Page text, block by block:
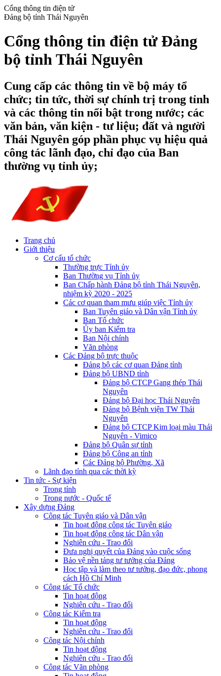
Cổng thông tin điện tử
Đảng bộ tỉnh Thái Nguyên
Cổng thông tin điện tử Đảng
bộ tỉnh Thái Nguyên
Cung cấp các thông tin về bộ máy tổ
chức; tin tức, thời sự chính trị trong tỉnh
và các thông tin nổi bật trong nước; các
văn bản, văn kiện - tư liệu; đất và người
Thái Nguyên góp phần phục vụ hiệu quả
công tác lãnh đạo, chỉ đạo của Ban
thường vụ tỉnh ủy;
Trang chủ
Giới thiệu
Cơ cấu tổ chức
Thường trực Tỉnh ủy
Ban Thường vụ Tỉnh ủy
Ban Chấp hành Đảng bộ tỉnh Thái Nguyên,
nhiệm kỳ 2020 - 2025
Các cơ quan tham mưu giúp việc Tỉnh ủy
Ban Tuyên giáo và Dân vận Tỉnh ủy
Ban Tổ chức
Ủy ban Kiểm tra
Ban Nội chính
Văn phòng
Các Đảng bộ trực thuộc
Đảng bộ các cơ quan Đảng tỉnh
Đảng bộ UBND tỉnh
Đảng bộ CTCP Gang thép Thái
Nguyên
Đảng bộ Đại học Thái Nguyên
Đảng bộ Bệnh viện TW Thái
Nguyên
Đảng bộ CTCP Kim loại màu Thái
Nguyên - Vimico
Đảng bộ Quân sự tỉnh
Đảng bộ Công an tỉnh
Các Đảng bộ Phường, Xã
Lãnh đạo tỉnh qua các thời kỳ
Tin tức - Sự kiện
Trong tỉnh
Trong nước - Quốc tế
Xây dựng Đảng
Công tác Tuyên giáo và Dân vận
Tin hoạt động công tác Tuyên giáo
Tin hoạt động công tác Dân vận
Nghiên cứu - Trao đổi
Đưa nghị quyết của Đảng vào cuộc sống
Bảo vệ nền tảng tư tưởng của Đảng
Học tập và làm theo tư tưởng, đạo đức, phong
cách Hồ Chí Minh
Công tác Tổ chức
Tin hoạt động
Nghiên cứu - Trao đổi
Công tác Kiểm tra
Tin hoạt động
Nghiên cứu - Trao đổi
Công tác Nội chính
Tin hoạt động
Nghiên cứu - Trao đổi
Công tác Văn phòng